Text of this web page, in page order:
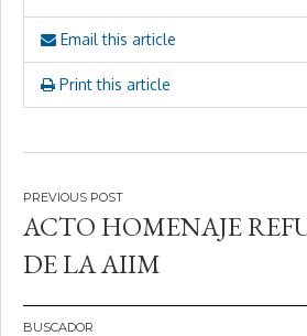
Email this article
Print this article
Navegación
de
entradas
ACTO HOMENAJE
DE LA AIIM
BUSCADOR